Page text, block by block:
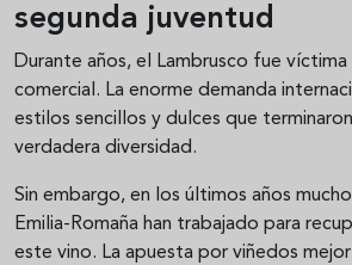
segunda juventud
Durante años, el Lambrusco fue
comercial. La enorme demanda
estilos sencillos y dulces que
verdadera diversidad.
Sin embargo, en los últimos años
Emilia-Romaña han trabajado para
este vino. La apuesta por viñedos